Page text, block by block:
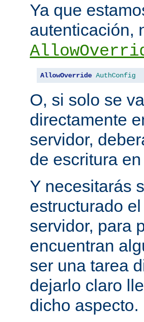
Ya que
autenticación,
AllowOverride AuthConfig
O, si solo se
directamente
servidor,
de escritura
Y necesitarás
estructurado
servidor, para
encuentran
ser una tarea
dejarlo claro
dicho aspecto.